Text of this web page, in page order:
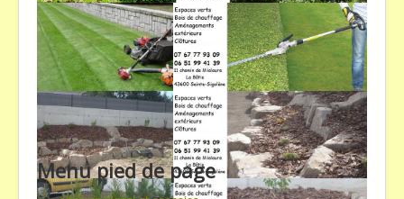
Menu pied de page